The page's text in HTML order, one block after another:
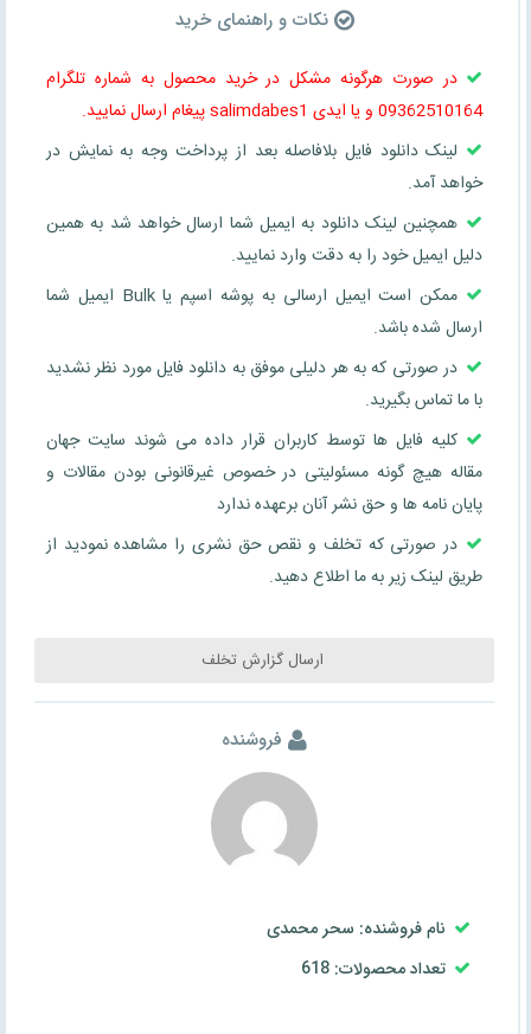
نکات و راهنمای خرید
در صورت هرگونه مشکل در خرید محصول به شماره تلگرام
09362510164 و یا ایدی salimdabes1 پیغام ارسال نمایید.
لینک دانلود فایل بلافاصله بعد از پرداخت وجه به نمایش در
خواهد آمد.
همچنین لینک دانلود به ایمیل شما ارسال خواهد شد به همین
دلیل ایمیل خود را به دقت وارد نمایید.
ممکن است ایمیل ارسالی به پوشه اسپم یا Bulk ایمیل شما
ارسال شده باشد.
در صورتی که به هر دلیلی موفق به دانلود فایل مورد نظر نشدید
با ما تماس بگیرید.
کلیه فایل ها توسط کاربران قرار داده می شوند سایت جهان
مقاله هیچ گونه مسئولیتی در خصوص غیرقانونی بودن مقالات و
پایان نامه ها و حق نشر آنان برعهده ندارد
در صورتی که تخلف و نقص حق نشری را مشاهده نمودید از
طریق لینک زیر به ما اطلاع دهید.
ارسال گزارش تخلف
فروشنده
نام فروشنده: سحر محمدی
تعداد محصولات: 618